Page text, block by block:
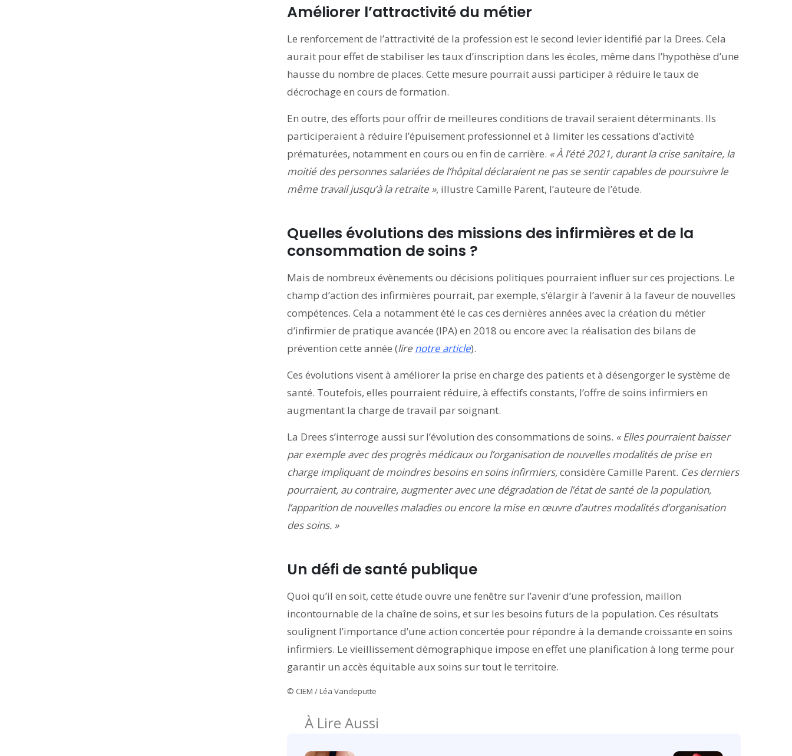
Améliorer l’attractivité du métier
Le renforcement de l’attractivité de la profession est le second levier identifié par la Drees. Cela
aurait pour effet de stabiliser les taux d’inscription dans les écoles, même dans l’hypothèse d’une
hausse du nombre de places. Cette mesure pourrait aussi participer à réduire le taux de
décrochage en cours de formation.
En outre, des efforts pour offrir de meilleures conditions de travail seraient déterminants. Ils
participeraient à réduire l’épuisement professionnel et à limiter les cessations d’activité
prématurées, notamment en cours ou en fin de carrière. « À l’été 2021, durant la crise sanitaire, la
moitié des personnes salariées de l’hôpital déclaraient ne pas se sentir capables de poursuivre le
même travail jusqu’à la retraite », illustre Camille Parent, l’auteure de l’étude.
Quelles évolutions des missions des infirmières et de la
consommation de soins ?
Mais de nombreux évènements ou décisions politiques pourraient influer sur ces projections. Le
champ d’action des infirmières pourrait, par exemple, s’élargir à l’avenir à la faveur de nouvelles
compétences. Cela a notamment été le cas ces dernières années avec la création du métier
d’infirmier de pratique avancée (IPA) en 2018 ou encore avec la réalisation des bilans de
prévention cette année (lire notre article).
Ces évolutions visent à améliorer la prise en charge des patients et à désengorger le système de
santé. Toutefois, elles pourraient réduire, à effectifs constants, l’offre de soins infirmiers en
augmentant la charge de travail par soignant.
La Drees s’interroge aussi sur l’évolution des consommations de soins. « Elles pourraient baisser
par exemple avec des progrès médicaux ou l’organisation de nouvelles modalités de prise en
charge impliquant de moindres besoins en soins infirmiers,considère Camille Parent. Ces derniers
pourraient, au contraire, augmenter avec une dégradation de l’état de santé de la population,
l’apparition de nouvelles maladies ou encore la mise en œuvre d’autres modalités d’organisation
des soins. »
Un défi de santé publique
Quoi qu’il en soit, cette étude ouvre une fenêtre sur l’avenir d’une profession, maillon
incontournable de la chaîne de soins, et sur les besoins futurs de la population. Ces résultats
soulignent l’importance d’une action concertée pour répondre à la demande croissante en soins
infirmiers. Le vieillissement démographique impose en effet une planification à long terme pour
garantir un accès équitable aux soins sur tout le territoire.
© CIEM / Léa Vandeputte
À Lire Aussi